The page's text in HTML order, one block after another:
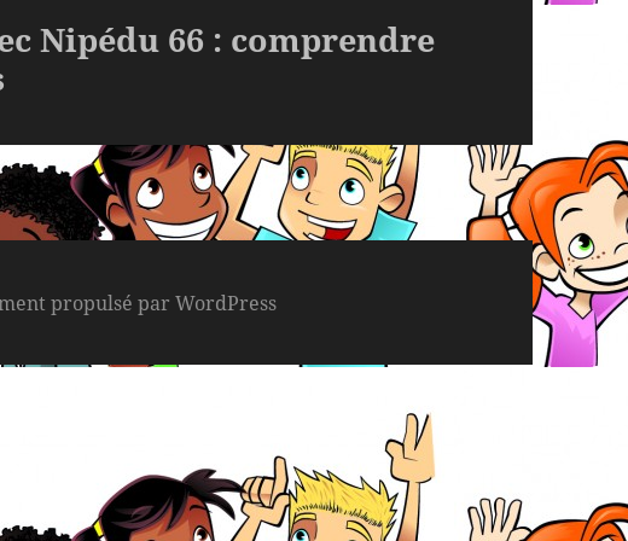
Nipédu 66 : comprendre
propulsé par WordPress